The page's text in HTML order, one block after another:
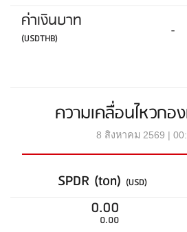
ค่าเงินบาท
(USDTHB) -
ความเคลื่อนไหวก
8 สิงหาคม 2569 |
SPDR (ton) (USD)
0.00
0.00